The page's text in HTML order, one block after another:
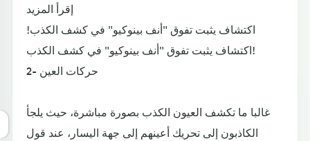
إقرأ المزيد
اكتشاف يثبت تفوق "أنف بينوكيو" في كشف الكذب!
اكتشاف يثبت تفوق "أنف بينوكيو" في كشف الكذب!
2- حركات العين
غالبا ما تكشف العيون الكذب بصورة مباشرة، حيث يلجأ
الكاذبون إلى تحريك أعينهم إلى جهة اليسار، عند قول